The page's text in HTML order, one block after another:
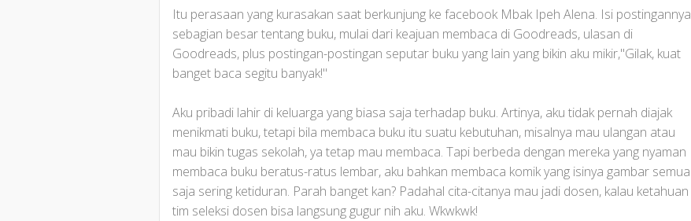
Itu perasaan yang kurasakan saat berkunjung ke facebook Mbak Ipeh Alena. Isi postingannya
sebagian besar tentang buku, mulai dari keajuan membaca di Goodreads, ulasan di
Goodreads, plus postingan-postingan seputar buku yang lain yang bikin aku mikir,"Gilak, kuat
banget baca segitu banyak!"
Aku pribadi lahir di keluarga yang biasa saja terhadap buku. Artinya, aku tidak pernah diajak
menikmati buku, tetapi bila membaca buku itu suatu kebutuhan, misalnya mau ulangan atau
mau bikin tugas sekolah, ya tetap mau membaca. Tapi berbeda dengan mereka yang nyaman
membaca buku beratus-ratus lembar, aku bahkan membaca komik yang isinya gambar semua
saja sering ketiduran. Parah banget kan? Padahal cita-citanya mau jadi dosen, kalau ketahuan
tim seleksi dosen bisa langsung gugur nih aku. Wkwkwk!